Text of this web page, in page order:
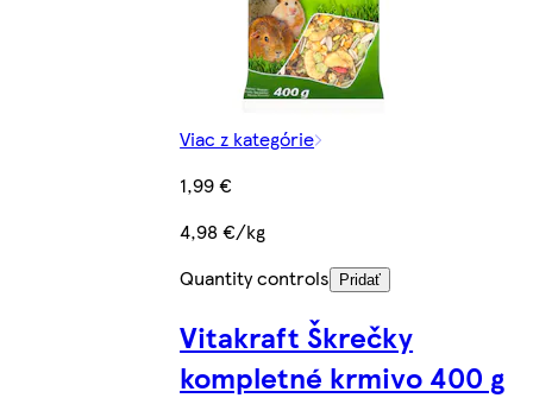
Viac z kategórie
1,99 €
4,98 €/kg
Quantity controls Pridať
Vitakraft Škrečky
kompletné krmivo 400 g